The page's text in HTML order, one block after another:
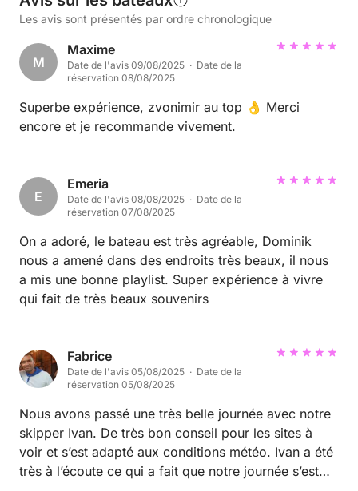
Les avis sont présentés par ordre chronologique
M
Maxime
Date de l'avis 09/08/2025 · Date de la
réservation 08/08/2025
Superbe expérience, zvonimir au top 👌 Merci
encore et je recommande vivement.
E
Emeria
Date de l'avis 08/08/2025 · Date de la
réservation 07/08/2025
On a adoré, le bateau est très agréable, Dominik
nous a amené dans des endroits très beaux, il nous
a mis une bonne playlist. Super expérience à vivre
qui fait de très beaux souvenirs
Fabrice
Date de l'avis 05/08/2025 · Date de la
réservation 05/08/2025
Nous avons passé une très belle journée avec notre
skipper Ivan. De très bon conseil pour les sites à
voir et s’est adapté aux conditions météo. Ivan a été
très à l’écoute ce qui a fait que notre journée s’est